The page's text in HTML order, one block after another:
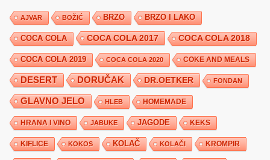
AJVAR BOŽIĆ BRZO BRZO I LAKO
COCA COLA COCA COLA 2017 COCA COLA 2018
COCA COLA 2019 COCA COLA 2020 COKE AND MEALS
DESERT DORUČAK DR.OETKER FONDAN
GLAVNO JELO HLEB HOMEMADE
HRANA I VINO JABUKE JAGODE KEKS
KIFLICE KOKOS KOLAČ KOLAČI KROMPIR